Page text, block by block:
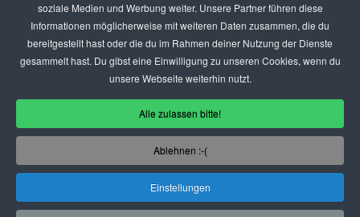
soziale Medien und Werbung weiter. Unsere Partner führen diese
Informationen möglicherweise mit weiteren Daten zusammen, die du
bereitgestellt hast oder die du im Rahmen deiner Nutzung der Dienste
gesammelt hast. Du gibst eine Einwilligung zu unseren Cookies, wenn du
unsere Webseite weiterhin nutzt.
Alle zulassen bitte!
Ablehnen :-(
Einstellungen
BEWERTET UNS
KONTAKT
DEIN LOKAL VORSTELLEN
USER